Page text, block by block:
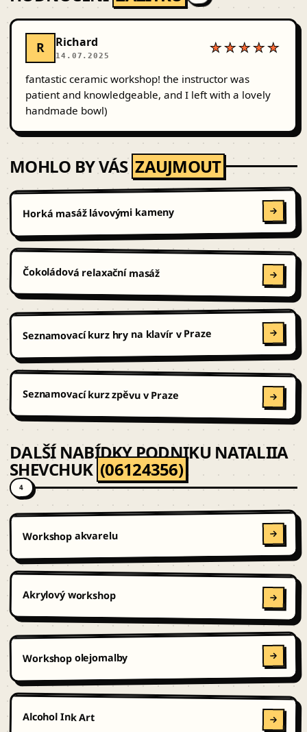
R Richard
14.07.2025
★★★★★
fantastic ceramic workshop! the instructor was
patient and knowledgeable, and I left with a lovely
handmade bowl)
MOHLO BY VÁS ZAUJMOUT
Horká masáž lávovými kameny
Čokoládová relaxační masáž
Seznamovací kurz hry na klavír v Praze
Seznamovací kurz zpěvu v Praze
DALŠÍ NABÍDKY PODNIKU NATALIIA
SHEVCHUK (06124356)
4
Workshop akvarelu
Akrylový workshop
Workshop olejomalby
Alcohol Ink Art